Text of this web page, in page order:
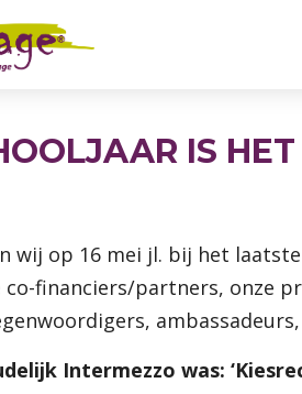
IS
wij op 16 mei jl. bij het
co-financiers/partners, onze
Intermezzo was: